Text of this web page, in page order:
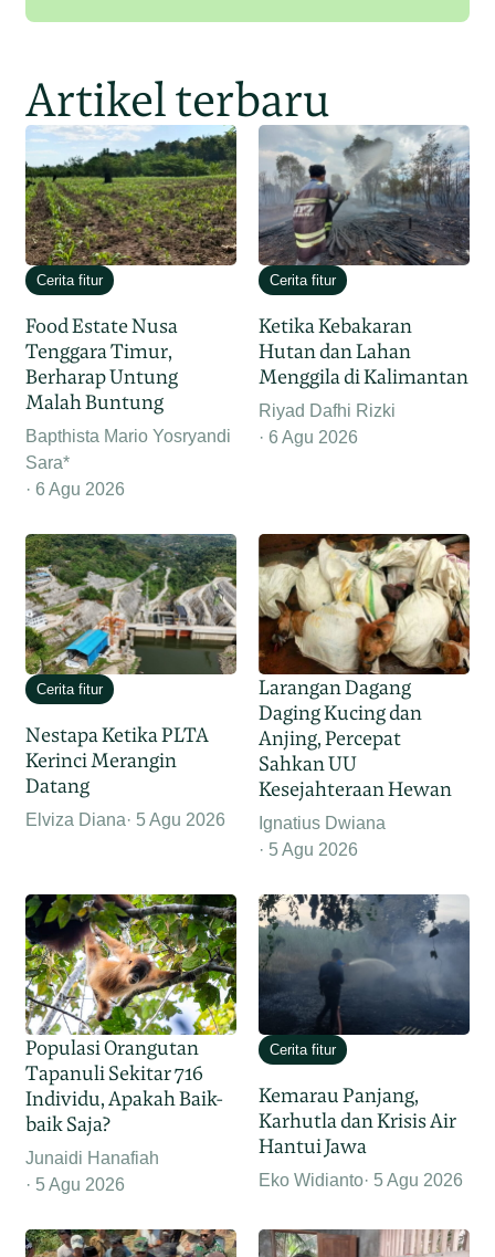
Artikel terbaru
Cerita fitur
Food Estate Nusa
Tenggara Timur,
Berharap Untung
Malah Buntung
Bapthista Mario Yosryandi
Sara*
6 Agu 2026
Cerita fitur
Ketika Kebakaran
Hutan dan Lahan
Menggila di Kalimantan
Riyad Dafhi Rizki
6 Agu 2026
Cerita fitur
Nestapa Ketika PLTA
Kerinci Merangin
Datang
Elviza Diana 5 Agu 2026
Larangan Dagang
Daging Kucing dan
Anjing, Percepat
Sahkan UU
Kesejahteraan Hewan
Ignatius Dwiana
5 Agu 2026
Populasi Orangutan
Tapanuli Sekitar 716
Individu, Apakah Baik-
baik Saja?
Junaidi Hanafiah
5 Agu 2026
Cerita fitur
Kemarau Panjang,
Karhutla dan Krisis Air
Hantui Jawa
Eko Widianto 5 Agu 2026